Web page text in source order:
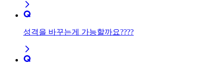
성격을 바꾸는게 가능할까요????